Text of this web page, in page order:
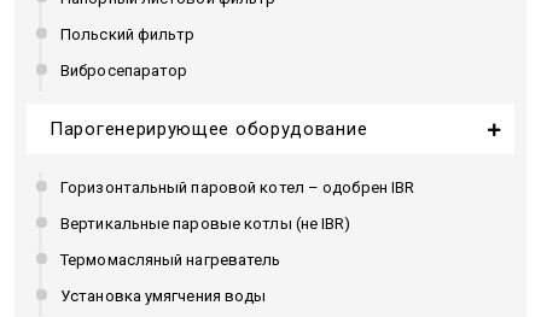
Польский фильтр
Вибросепаратор
Парогенерирующее оборудование
Горизонтальный паровой котел – одобрен IBR
Вертикальные паровые котлы (не IBR)
Термомасляный нагреватель
Установка умягчения воды